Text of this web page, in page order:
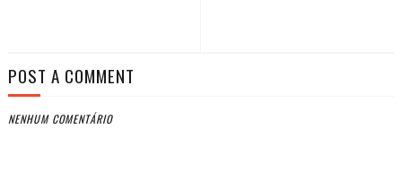
POST A COMMENT
NENHUM COMENTÁRIO